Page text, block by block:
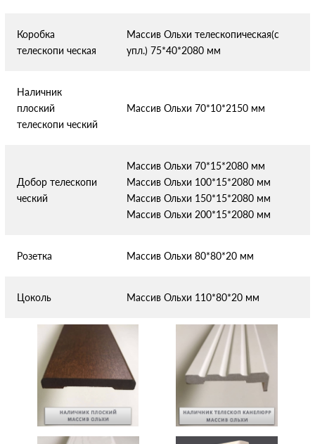
Коробка
телескопи ческая
Массив Ольхи телескопическая(с
упл.) 75*40*2080 мм
Наличник
плоский
телескопи ческий
Массив Ольхи 70*10*2150 мм
Добор телескопи
ческий
Массив Ольхи 70*15*2080 мм
Массив Ольхи 100*15*2080 мм
Массив Ольхи 150*15*2080 мм
Массив Ольхи 200*15*2080 мм
Розетка Массив Ольхи 80*80*20 мм
Цоколь Массив Ольхи 110*80*20 мм